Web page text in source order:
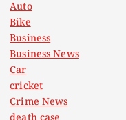
Auto
Bike
Business
Business News
Car
cricket
Crime News